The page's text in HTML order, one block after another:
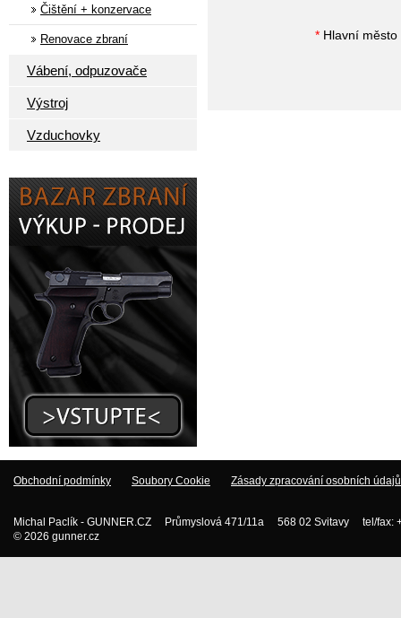
Čištění + konzervace
Renovace zbraní
Vábení, odpuzovače
Výstroj
Vzduchovky
* Hlavní město
Obchodní podmínky Soubory Cookie Zásady zpracování osobních údajů
Michal Paclík - GUNNER.CZ Průmyslová 471/11a 568 02 Svitavy tel/
© 2026 gunner.cz